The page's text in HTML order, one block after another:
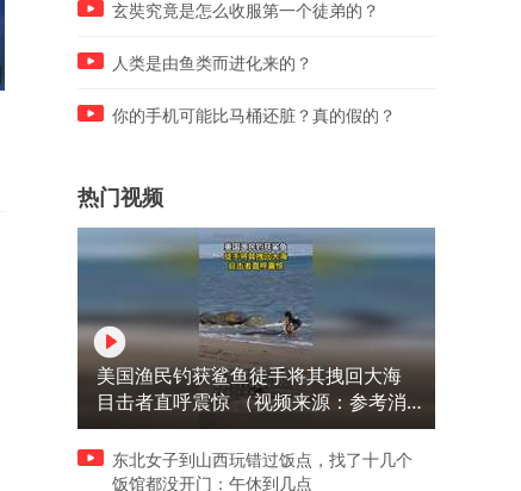
00:26
一夜暴涨63元，国内金饰克价
“少校参谋”到派出所亮证，勒
玄奘究竟是怎么收服第一个徒弟的？
人类是由鱼类而进化来的？
你的手机可能比马桶还脏？真的假的？
热门视频
美国渔民钓获鲨鱼徒手将其拽回大海
目击者直呼震惊 （视频来源：参考消
息）
东北女子到山西玩错过饭点，找了十几个
饭馆都没开门：午休到几点